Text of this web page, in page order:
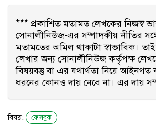
*** প্রকাশিত মতামত লেখকের নিজস্ব
সোনালীনিউজ-এর সম্পাদকীয় নীতির
মতামতের অমিল থাকাটা স্বাভাবিক।
লেখার জন্য সোনালীনিউজ কর্তৃপক্ষ
বিষয়বস্তু বা এর যথার্থতা নিয়ে
ধরনের কোনও দায় নেবে না। এর দায়
বিষয়: ফেসবুক